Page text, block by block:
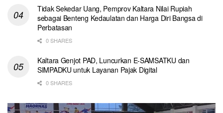
Tidak Sekedar Uang, Pemprov Kaltara Nilai Rupiah
sebagai Benteng Kedaulatan dan Harga Diri Bangsa di
Perbatasan
0 SHARES
Kaltara Genjot PAD, Luncurkan E-SAMSATKU dan
SIMPADKU untuk Layanan Pajak Digital
0 SHARES